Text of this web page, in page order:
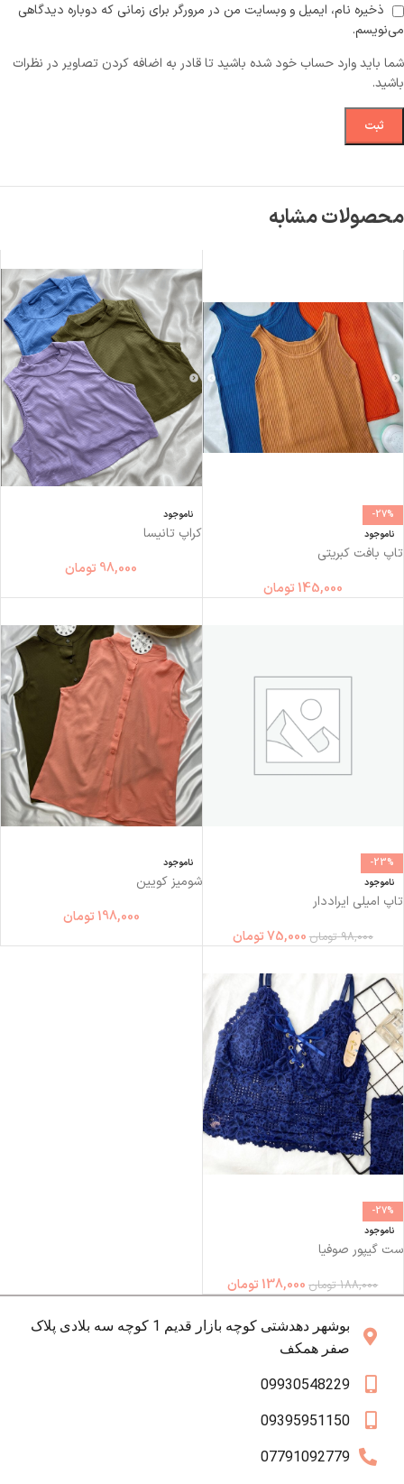
ذخیره نام، ایمیل و وبسایت من در مرورگر برای زمانی که دوباره دیدگاهی
می‌نویسم.
شما باید وارد حساب خود شده باشید تا قادر به اضافه کردن تصاویر در نظرات
باشید.
محصولات مشابه
-27%
ناموجود
تاپ بافت کبریتی
145,000 تومان
ناموجود
کراپ تانیسا
98,000 تومان
-23%
ناموجود
تاپ اميلي ایراددار
98,000 تومان 75,000تومان
ناموجود
شومیز کویین
198,000 تومان
-27%
ناموجود
ست گیپور صوفیا
188,000 تومان 138,000 تومان
بوشهر دهدشتی کوچه بازار قدیم 1 کوچه سه بلادی پلاک
صفر همکف
09930548229
09395951150
07791092779